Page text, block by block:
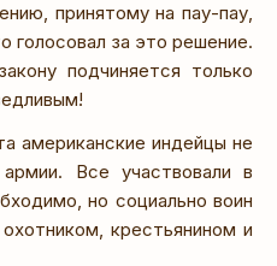
принятому на пау-пау,
голосовал за это решение.
подчиняется только
американские индейцы не
Все участвовали в
но социально воин
крестьянином и